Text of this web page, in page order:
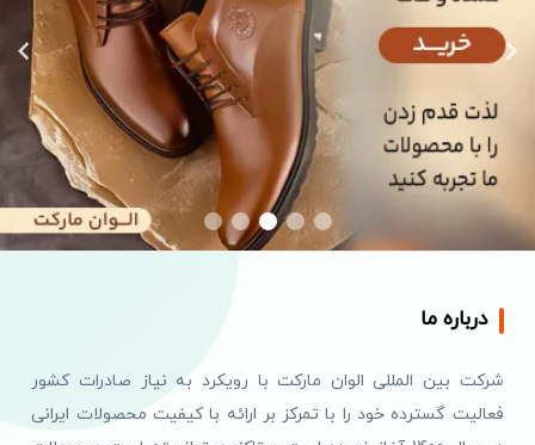
درباره ما
شرکت بین المللی الوان مارکت با رویکرد به نیاز صادرات کشور
فعالیت گسترده خود را با تمرکز بر ارائه با کیفیت محصولات ایرانی